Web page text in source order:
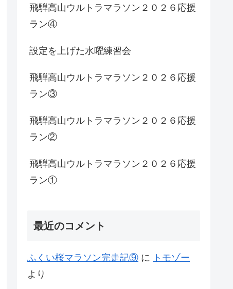
飛騨高山ウルトラマラソン２０２６応援
ラン④
設定を上げた水曜練習会
飛騨高山ウルトラマラソン２０２６応援
ラン③
飛騨高山ウルトラマラソン２０２６応援
ラン②
飛騨高山ウルトラマラソン２０２６応援
ラン①
最近のコメント
ふくい桜マラソン完走記⑨ に
トモゾー
より